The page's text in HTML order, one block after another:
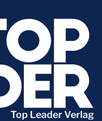
Top Leader Verlag